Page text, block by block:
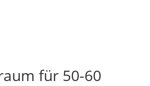
für 50-60